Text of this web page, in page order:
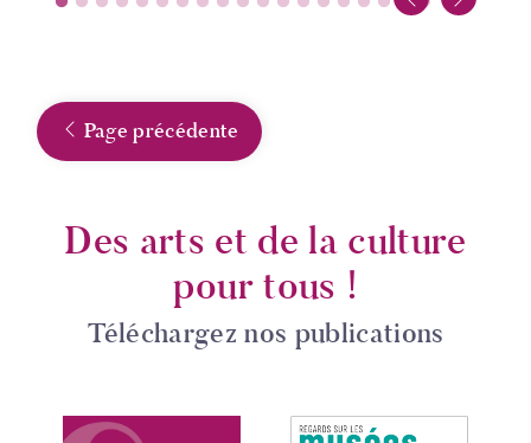
Page précédente
Des arts et de la culture
pour tous !
Téléchargez nos publications